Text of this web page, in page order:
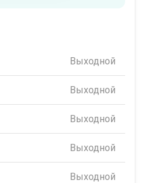
Выходной
Выходной
Выходной
Выходной
Выходной